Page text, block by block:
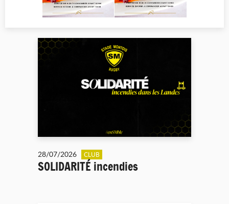
28/07/2026 CLUB
SOLIDARITÉ incendies